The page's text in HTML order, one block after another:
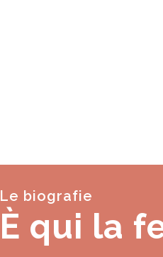
Le biografie
È qui la